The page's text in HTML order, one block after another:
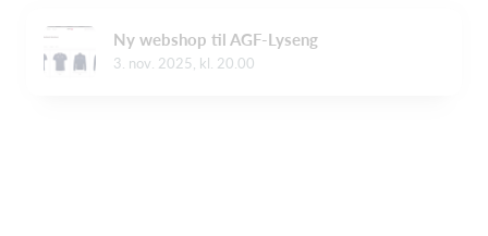
Ny webshop til AGF-Lyseng
3. nov. 2025, kl. 20.00